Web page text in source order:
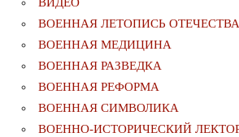
ВИДЕО
ВОЕННАЯ ЛЕТОПИСЬ ОТЕЧЕСТВА
ВОЕННАЯ МЕДИЦИНА
ВОЕННАЯ РАЗВЕДКА
ВОЕННАЯ РЕФОРМА
ВОЕННАЯ СИМВОЛИКА
ВОЕННО-ИСТОРИЧЕСКИЙ